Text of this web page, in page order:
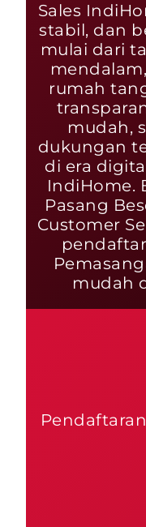
Sales
stabil, dan
mulai dari
rumah
mudah,
dukungan
di era
IndiHome.
Pasang
Customer
mudah